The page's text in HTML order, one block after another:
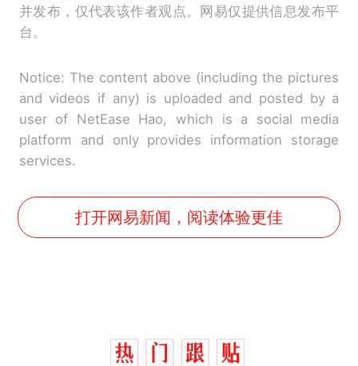
并发布，仅代表该作者观点。网易仅提供信息发布平
台。
Notice: The content above (including the pictures
and videos if any) is uploaded and posted by a
user of NetEase Hao, which is a social media
platform and only provides information storage
services.
打开网易新闻，阅读体验更佳